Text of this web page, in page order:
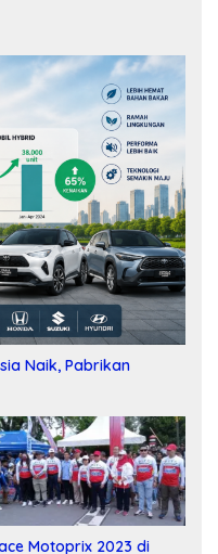
Naik, Pabrikan
Motoprix 2023 di